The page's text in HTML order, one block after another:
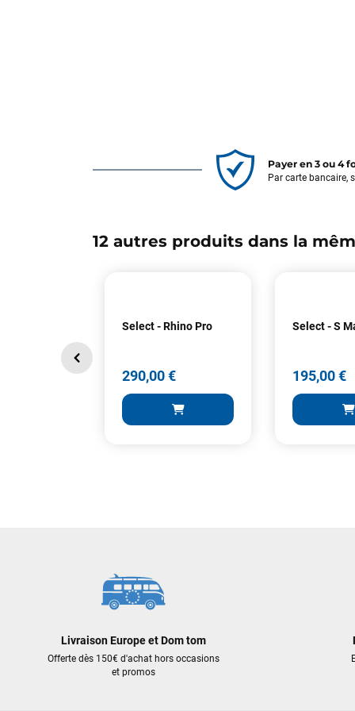
Payer en 3 ou 4
Par carte bancaire,
12 autres produits dans la
Select - Rhino Pro
290,00 €
Select - S
195,00 €
Livraison Europe et Dom tom
Offerte dès 150€ d'achat hors occasions
et promos